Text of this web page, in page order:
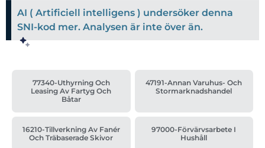
AI ( Artificiell intelligens ) undersöker denna
SNI-kod mer. Analysen är inte över än.
77340-Uthyrning Och
Leasing Av Fartyg Och
Båtar
47191-Annan Varuhus- Och
Stormarknadshandel
16210-Tillverkning Av Fanér
Och Träbaserade Skivor
97000-Förvärvsarbete I
Hushåll